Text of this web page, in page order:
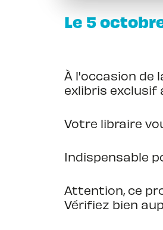
Le 5
À l'occasion de
exlibris exclusif
Votre libraire
Indispensable
Attention, ce
Vérifiez bien